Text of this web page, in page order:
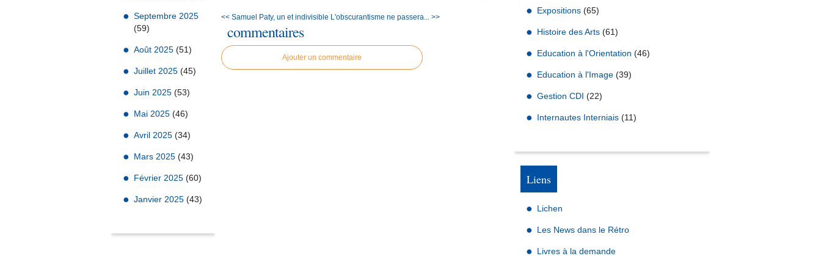
Septembre 2025
(59)
Août 2025 (51)
Juillet 2025 (45)
Juin 2025 (53)
Mai 2025 (46)
Avril 2025 (34)
Mars 2025 (43)
Février 2025 (60)
Janvier 2025 (43)
<< Samuel Paty, un et indivisible L'obscurantisme ne passera... >>
commentaires
Ajouter un commentaire
Expositions (65)
Histoire des Arts (61)
Education à l'Orientation (46)
Education à l'Image (39)
Gestion CDI (22)
Internautes Interniais (11)
Liens
Lichen
Les News dans le Rétro
Livres à la demande